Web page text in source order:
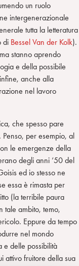
un ruolo
intergenerazionale
tutta la letteratura
di Bessel Van der Kolk).
stanno aprendo
e della possibile
anche alla
nel lavoro
che spesso pare
per esempio, al
le emergenze della
degli anni ’50 del
ed io stesso ne
essa è rimasta per
(la terribile paura
tale ambito, temo,
Eppure da tempo
nel mondo
e delle possibilità
attivo fruitore della sua